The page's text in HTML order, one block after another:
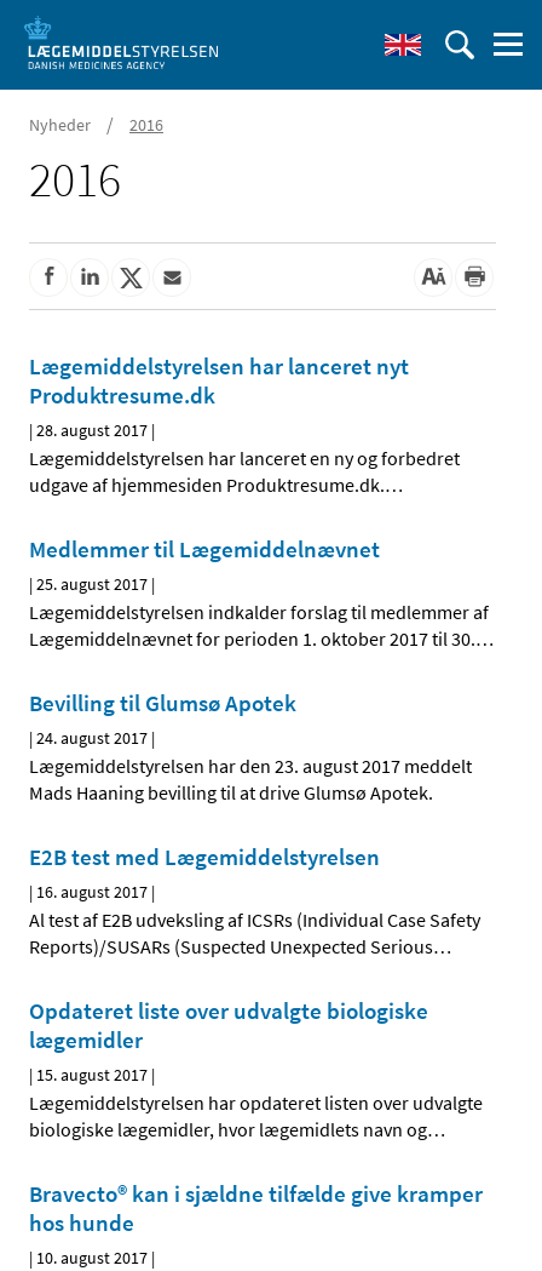
Nyheder / 2016
2016
Lægemiddelstyrelsen har lanceret nyt
Produktresume.dk
|28. august 2017 |
Lægemiddelstyrelsen har lanceret en ny og forbedret
udgave af hjemmesiden Produktresume.dk.…
Medlemmer til Lægemiddelnævnet
|25. august 2017 |
Lægemiddelstyrelsen indkalder forslag til medlemmer af
Lægemiddelnævnet for perioden 1. oktober 2017 til 30.…
Bevilling til Glumsø Apotek
|24. august 2017 |
Lægemiddelstyrelsen har den 23. august 2017 meddelt
Mads Haaning bevilling til at drive Glumsø Apotek.
E2B test med Lægemiddelstyrelsen
| 16. august 2017 |
Al test af E2B udveksling af ICSRs (Individual Case Safety
Reports)/SUSARs (Suspected Unexpected Serious…
Opdateret liste over udvalgte biologiske
lægemidler
| 15. august 2017 |
Lægemiddelstyrelsen har opdateret listen over udvalgte
biologiske lægemidler, hvor lægemidlets navn og…
Bravecto® kan i sjældne tilfælde give kramper
hos hunde
| 10. august 2017 |